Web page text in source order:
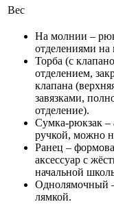
Вес
На молнии –
отделениями
Торба (с
отделением,
клапана
завязками,
отделение).
Сумка-рюкзак –
ручкой, можно
Ранец –
аксессуар с
начальной
Однолямочный
лямкой.